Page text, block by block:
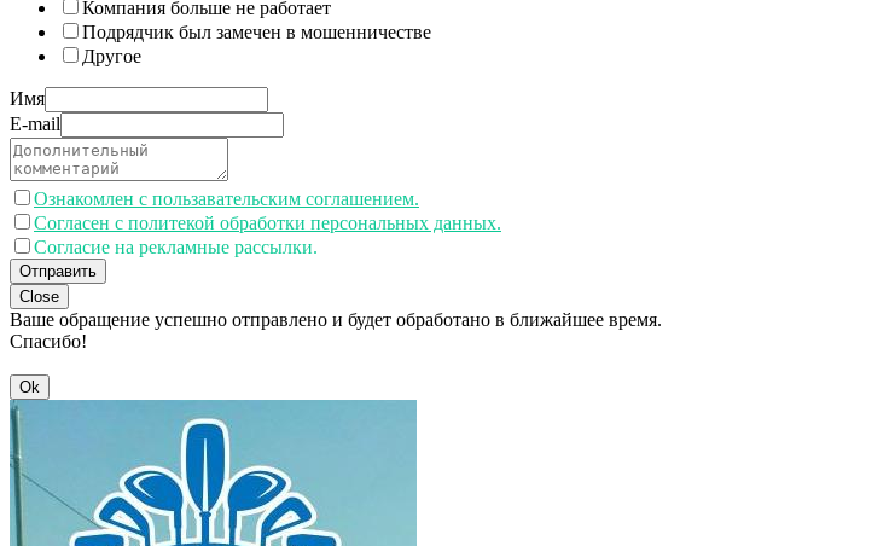
Компания больше не работает
Подрядчик был замечен в мошенничестве
Другое
Имя
E-mail
Ознакомлен с пользавательским соглашением.
Согласен с политекой обработки персональных данных.
Согласие на рекламные рассылки.
Отправить
Close
Ваше обращение успешно отправлено и будет обработано в ближайшее время.
Спасибо!
Ok